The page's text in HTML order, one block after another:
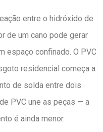
entre o hidróxido de
de um cano pode gerar
espaço confinado. O PVC
residencial começa a
de solda entre dois
PVC une as peças — a
é ainda menor.